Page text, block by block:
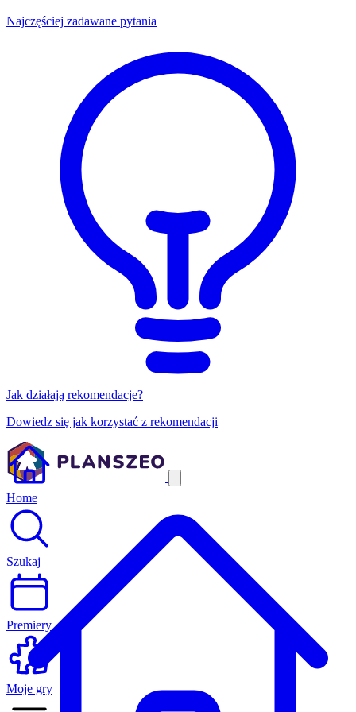
Najczęściej zadawane pytania
Jak działają rekomendacje?
Dowiedz się jak korzystać z rekomendacji
Home
Szukaj
Premiery
Moje gry